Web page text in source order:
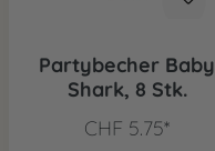
Partybecher Baby
Shark, 8 Stk.
CHF 5.75*